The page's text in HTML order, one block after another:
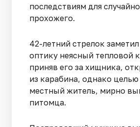
последствиям для
прохожего.
42-летний стрелок заметил
оптику неясный тепловой
приняв его за хищника,
из карабина, однако целью
местный житель, мирно
питомца.